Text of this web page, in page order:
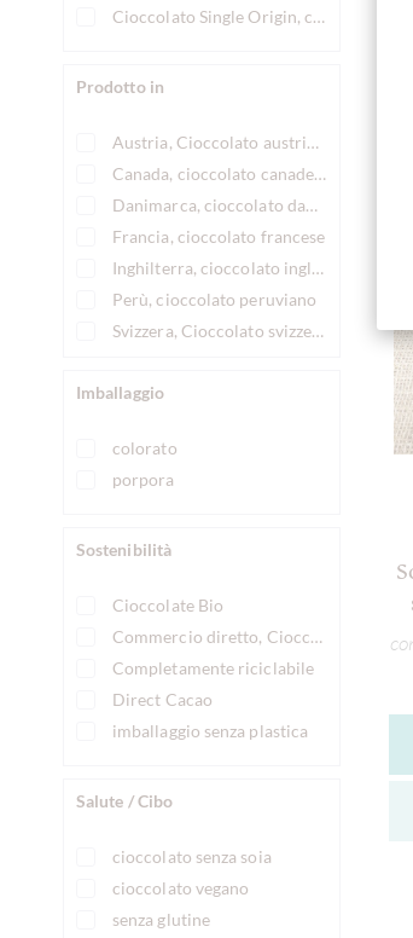
Cioccolato Single Origin, cioccolato monorigine
Prodotto in
Austria, Cioccolato austriaco
Canada, cioccolato canadese
Danimarca, cioccolato danese
Francia, cioccolato francese
Inghilterra, cioccolato inglese
Perù, cioccolato peruviano
Svizzera, Cioccolato svizzero
Imballaggio
colorato
porpora
Sostenibilità
Cioccolate Bio
Commercio diretto, Cioccolato Equamente scambiato
Completamente riciclabile
Direct Cacao
imballaggio senza plastica
Salute / Cibo
cioccolato senza soia
cioccolato vegano
senza glutine